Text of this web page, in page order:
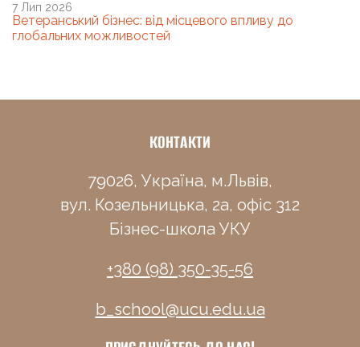
Ветеранський бізнес: від місцевого впливу до
глобальних можливостей
7 Лип 2026
КОНТАКТИ
79026, Україна, м.Львів,
вул. Козельницька, 2а, офіс 312
Бізнес-школа УКУ
+380 (98) 350-35-56
b_school@ucu.edu.ua